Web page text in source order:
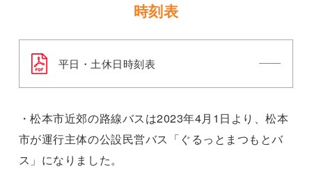
時刻表
平日・土休日時刻表
・松本市近郊の路線バスは2023年4月1日より、松本
市が運行主体の公設民営バス「ぐるっとまつもとバ
ス」になりました。